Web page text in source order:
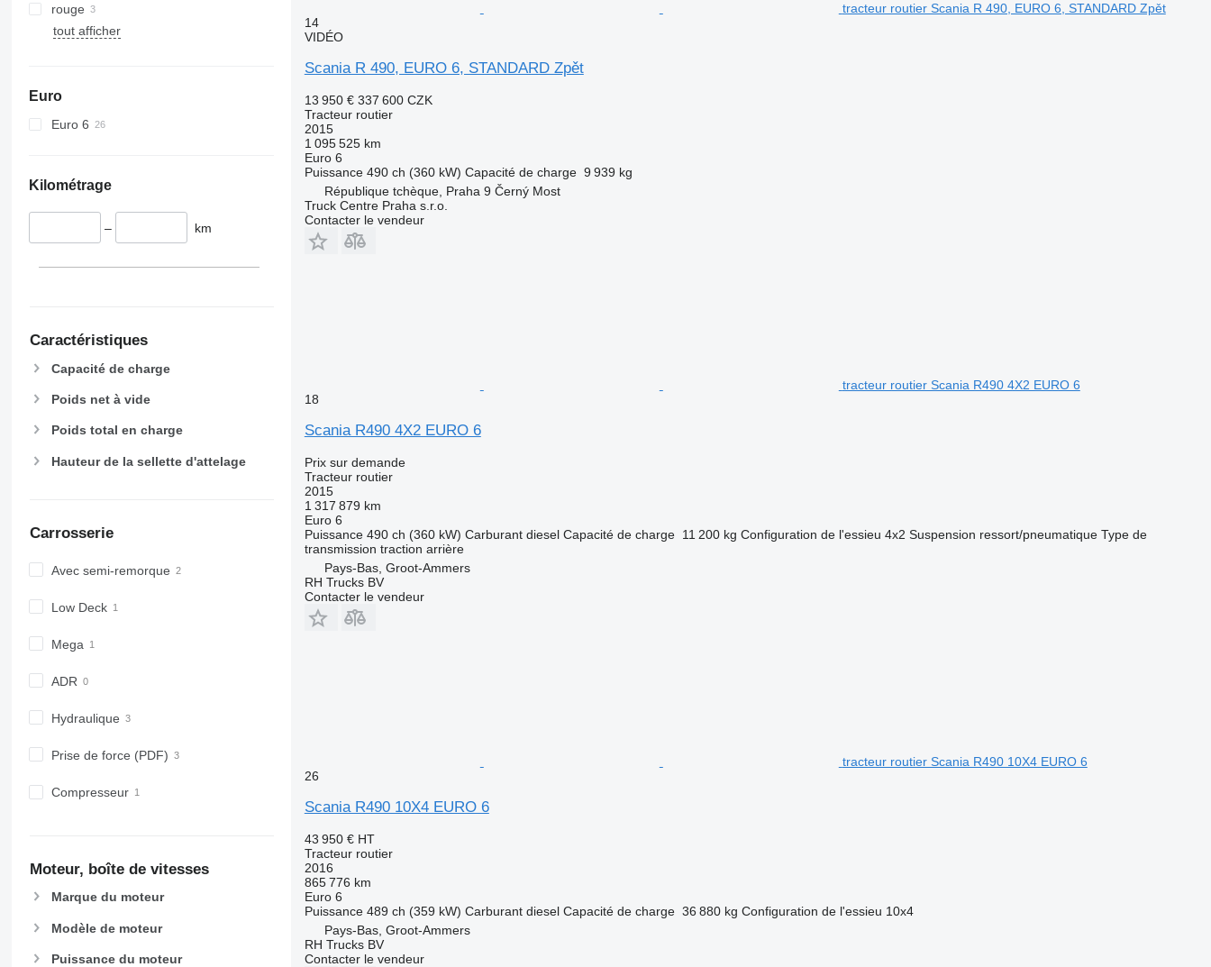
rouge
tout afficher
Euro
Euro 6
Kilométrage
– km
Caractéristiques
Capacité de charge
Poids net à vide
Poids total en charge
Hauteur de la sellette d'attelage
Carrosserie
Avec semi-remorque
Low Deck
Mega
ADR
Hydraulique
Prise de force (PDF)
Compresseur
Moteur, boîte de vitesses
Marque du moteur
Modèle de moteur
Puissance du moteur
tracteur routier Scania R 490, EURO 6, STANDARD Zpět
14
VIDÉO
Scania R 490, EURO 6, STANDARD Zpět
13 950 € 337 600 CZK
Tracteur routier
2015
1 095 525 km
Euro 6
Puissance 490 ch (360 kW) Capacité de charge 9 939 kg
République tchèque, Praha 9 Černý Most
Truck Centre Praha s.r.o.
Contacter le vendeur
tracteur routier Scania R490 4X2 EURO 6
18
Scania R490 4X2 EURO 6
Prix sur demande
Tracteur routier
2015
1 317 879 km
Euro 6
Puissance 490 ch (360 kW) Carburant diesel Capacité de charge 11 200 kg Configuration de l'essieu 4x2 Suspension ressort/pneumatique Type de
transmission traction arrière
Pays-Bas, Groot-Ammers
RH Trucks BV
Contacter le vendeur
tracteur routier Scania R490 10X4 EURO 6
26
Scania R490 10X4 EURO 6
43 950 € HT
Tracteur routier
2016
865 776 km
Euro 6
Puissance 489 ch (359 kW) Carburant diesel Capacité de charge 36 880 kg Configuration de l'essieu 10x4
Pays-Bas, Groot-Ammers
RH Trucks BV
Contacter le vendeur